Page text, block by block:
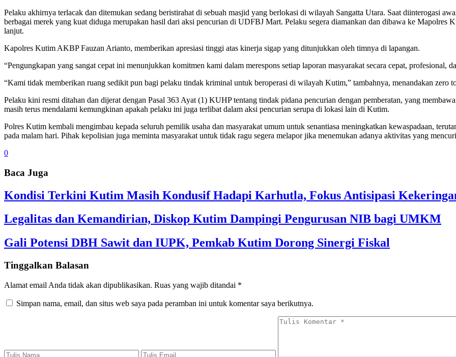
Pelaku akhirnya terlacak dan ditemukan sedang beristirahat di sebuah masjid yang berlokasi di wilayah Sangatta Utara. Saat diinterogasi
berbagai merek yang kuat diduga merupakan hasil dari aksi pencurian di UDFBJ Mart. Pelaku segera diamankan dan dibawa ke Mapolres
lanjut.
Kapolres Kutim AKBP Fauzan Arianto, memberikan apresiasi tinggi atas kinerja sigap yang ditunjukkan oleh timnya di lapangan.
“Pengungkapan yang sangat cepat ini menunjukkan komitmen kami dalam merespons setiap laporan masyarakat secara cepat, profesional,
“Kami tidak memberikan ruang sedikit pun bagi pelaku tindak kriminal untuk beroperasi di wilayah Kutim,” tambahnya, menandakan zero
Pelaku kini resmi ditahan dan dijerat dengan Pasal 363 Ayat (1) KUHP tentang tindak pidana pencurian dengan pemberatan, yang
masih terus mendalami kemungkinan apakah pelaku ini juga terlibat dalam aksi pencurian serupa di lokasi lain di Kutim.
Polres Kutim kembali mengimbau kepada seluruh pemilik usaha dan masyarakat umum untuk senantiasa meningkatkan kewaspadaan,
pada malam hari. Pihak kepolisian juga meminta masyarakat untuk tidak ragu segera melapor jika menemukan adanya aktivitas yang
0
Baca Juga
Kondisi Terkini Kutim Masih Kondusif Hadapi Karhutla, Fokus Antisipasi
Legalitas dan Kemandirian, Diskop Kutim Dampingi Pengurusan NIB bagi UMKM
Gali Potensi DBH Sawit dan IUPK, Pemkab Kutim Dorong Sinergi Fiskal
Tinggalkan Balasan
Alamat email Anda tidak akan dipublikasikan. Ruas yang wajib ditandai *
Simpan nama, email, dan situs web saya pada peramban ini untuk komentar saya berikutnya.